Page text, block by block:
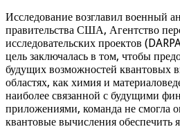
Исследование возглавил военный
правительства США, Агентство
исследовательских проектов
цель заключалась в том, чтобы
будущих возможностей квантовых
областях, как химия и
наиболее связанной с будущими
приложениями, команда не смогла
квантовые вычисления обеспечить